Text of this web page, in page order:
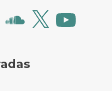
SoundCloud
X YouTube